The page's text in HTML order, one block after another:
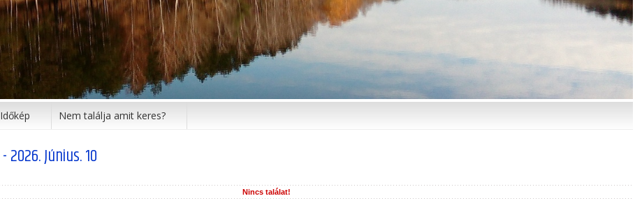
Időkép Nem találja amit keres?
- 2026. Június. 10
Nincs találat!